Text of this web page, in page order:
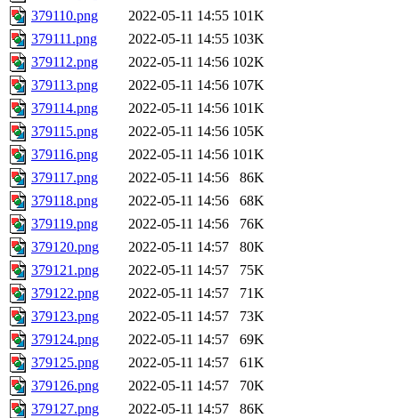
379110.png
2022-05-11 14:55 101K
379111.png
2022-05-11 14:55 103K
379112.png
2022-05-11 14:56 102K
379113.png
2022-05-11 14:56 107K
379114.png
2022-05-11 14:56 101K
379115.png
2022-05-11 14:56 105K
379116.png
2022-05-11 14:56 101K
379117.png
2022-05-11 14:56
86K
379118.png
2022-05-11 14:56
68K
379119.png
2022-05-11 14:56
76K
379120.png
2022-05-11 14:57
80K
379121.png
2022-05-11 14:57
75K
379122.png
2022-05-11 14:57
71K
379123.png
2022-05-11 14:57
73K
379124.png
2022-05-11 14:57
69K
379125.png
2022-05-11 14:57
61K
379126.png
2022-05-11 14:57
70K
379127.png
2022-05-11 14:57
86K